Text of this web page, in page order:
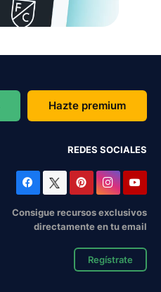
Hazte premium
REDES SOCIALES
Consigue recursos exclusivos
directamente en tu email
Regístrate